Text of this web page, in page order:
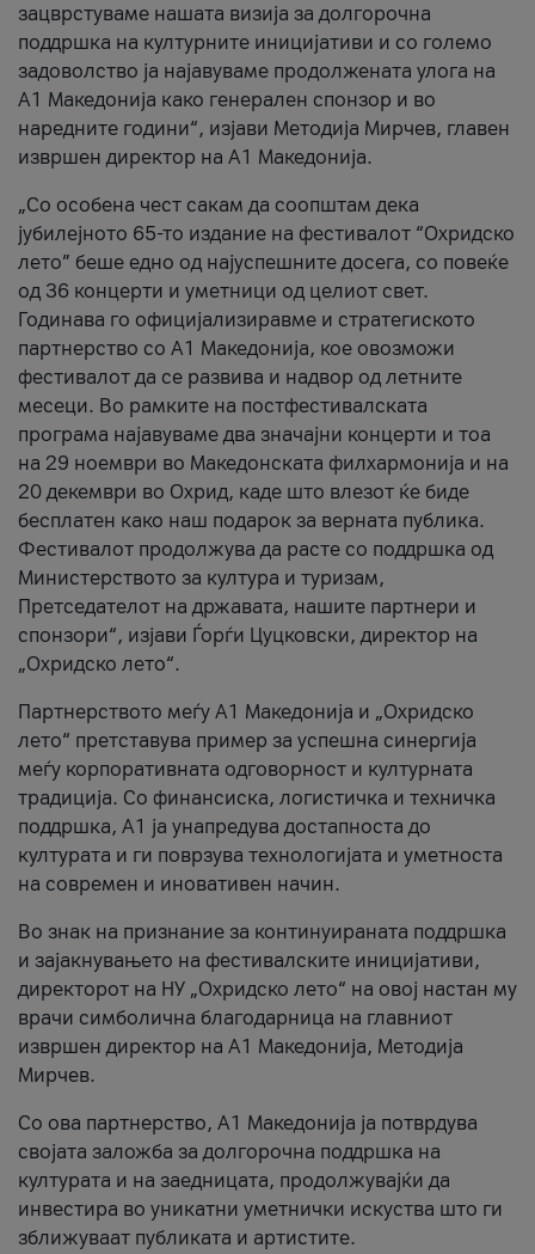
зацврстуваме нашата визија за долгорочна
поддршка на културните иницијативи и со големо
задоволство ја најавуваме продолжената улога на
A1 Македонија како генерален спонзор и во
наредните години“, изјави Методија Мирчев, главен
извршен директор на A1 Македонија.
„Со особена чест сакам да соопштам дека
јубилејното 65-то издание на фестивалот “Охридско
лето” беше едно од најуспешните досега, со повеќе
од 36 концерти и уметници од целиот свет.
Годинава го официјализиравме и стратегиското
партнерство со А1 Македонија, кое овозможи
фестивалот да се развива и надвор од летните
месеци. Во рамките на постфестивалската
програма најавуваме два значајни концерти и тоа
на 29 ноември во Македонската филхармонија и на
20 декември во Охрид, каде што влезот ќе биде
бесплатен како наш подарок за верната публика.
Фестивалот продолжува да расте со поддршка од
Министерството за култура и туризам,
Претседателот на државата, нашите партнери и
спонзори“, изјави Ѓорѓи Цуцковски, директор на
„Охридско лето“.
Партнерството меѓу A1 Македонија и „Охридско
лето“ претставува пример за успешна синергија
меѓу корпоративната одговорност и културната
традиција. Со финансиска, логистичка и техничка
поддршка, A1 ја унапредува достапноста до
културата и ги поврзува технологијата и уметноста
на современ и иновативен начин.
Во знак на признание за континуираната поддршка
и зајакнувањето на фестивалските иницијативи,
директорот на НУ „Охридско лето“ на овој настан му
врачи симболична благодарница на главниот
извршен директор на A1 Македонија, Методија
Мирчев.
Со ова партнерство, A1 Македонија ја потврдува
својата заложба за долгорочна поддршка на
културата и на заедницата, продолжувајќи да
инвестира во уникатни уметнички искуства што ги
зближуваат публиката и артистите.